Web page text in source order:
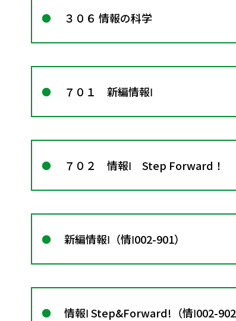
３０６ 情報の科学
７０１ 新編情報Ⅰ
７０２ 情報Ⅰ Step Forward！
新編情報Ⅰ（情Ⅰ002-901）
情報Ⅰ Step&Forward!（情Ⅰ002-902